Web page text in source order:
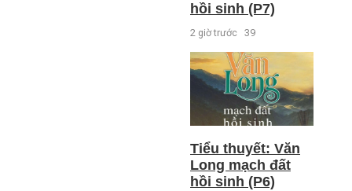
hồi sinh (P7)
2 giờ trước 39
Tiểu thuyết: Văn
Long mạch đất
hồi sinh (P6)